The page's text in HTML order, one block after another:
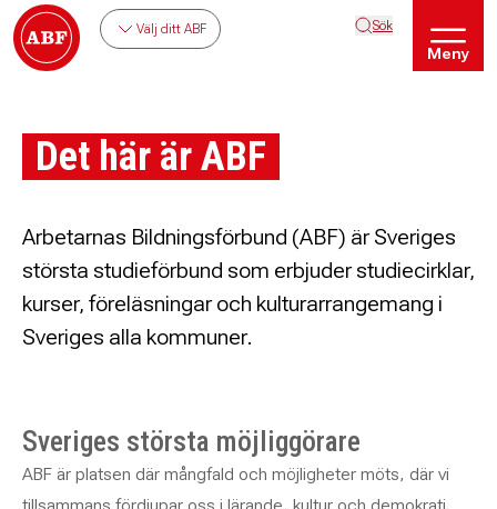
Välj ditt ABF Sök
Meny
Det här är ABF
Arbetarnas Bildningsförbund (ABF) är Sveriges
största studieförbund som erbjuder studiecirklar,
kurser, föreläsningar och kulturarrangemang i
Sveriges alla kommuner.
Sveriges största möjliggörare
ABF är platsen där mångfald och möjligheter möts, där vi